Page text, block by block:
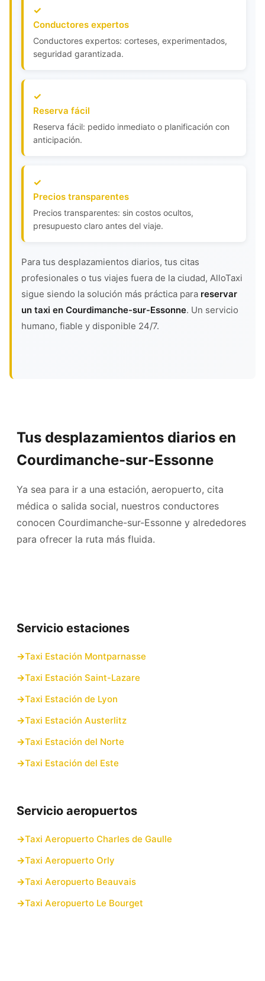
Conductores expertos
Conductores expertos: corteses, experimentados,
seguridad garantizada.
Reserva fácil
Reserva fácil: pedido inmediato o planificación con
anticipación.
Precios transparentes
Precios transparentes: sin costos ocultos,
presupuesto claro antes del viaje.
Para tus desplazamientos diarios, tus citas
profesionales o tus viajes fuera de la ciudad, AlloTaxi
sigue siendo la solución más práctica para reservar
un taxi en Courdimanche-sur-Essonne. Un servicio
humano, fiable y disponible 24/7.
Tus desplazamientos diarios en
Courdimanche-sur-Essonne
Ya sea para ir a una estación, aeropuerto, cita
médica o salida social, nuestros conductores
conocen Courdimanche-sur-Essonne y alrededores
para ofrecer la ruta más fluida.
Servicio estaciones
Taxi Estación Montparnasse
Taxi Estación Saint-Lazare
Taxi Estación de Lyon
Taxi Estación Austerlitz
Taxi Estación del Norte
Taxi Estación del Este
Servicio aeropuertos
Taxi Aeropuerto Charles de Gaulle
Taxi Aeropuerto Orly
Taxi Aeropuerto Beauvais
Taxi Aeropuerto Le Bourget